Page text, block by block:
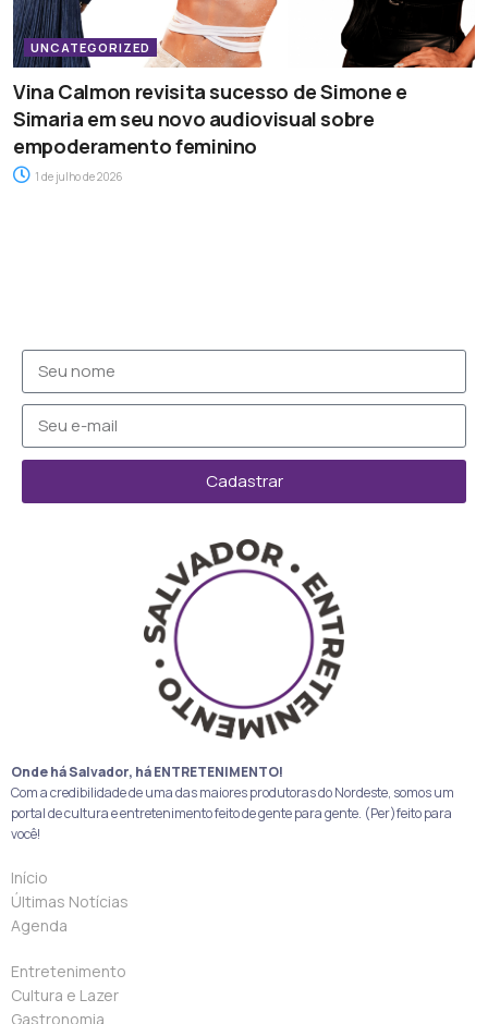
UNCATEGORIZED
Vina Calmon revisita sucesso de Simone e
Simaria em seu novo audiovisual sobre
empoderamento feminino
1 de julho de 2026
Cadastrar
Onde há Salvador, há ENTRETENIMENTO!
Com a credibilidade de uma das maiores produtoras do Nordeste, somos um
portal de cultura e entretenimento feito de gente para gente. (Per)feito para
você!
Início
Últimas Notícias
Agenda
Entretenimento
Cultura e Lazer
Gastronomia